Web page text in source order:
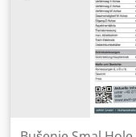
Programabilna Z-